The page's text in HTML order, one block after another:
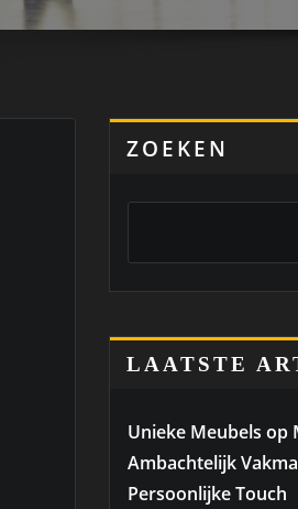
ZOEKEN
LAATSTE
Unieke Meubels op
Ambachtelijk
Persoonlijke Touch